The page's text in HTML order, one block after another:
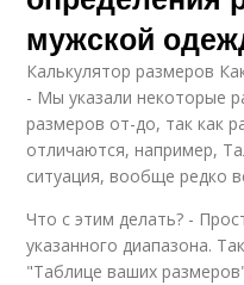
мужской
Калькулятор размеров
- Мы указали некоторые
размеров от-до, так как
отличаются, например,
ситуация, вообще редко
Что с этим делать? -
указанного диапазона.
"Таблице ваших